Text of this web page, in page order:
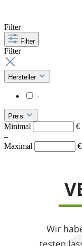
Filter
Filter
Filter
Hersteller
-
Preis
Minimal
€
–
Maximal
€